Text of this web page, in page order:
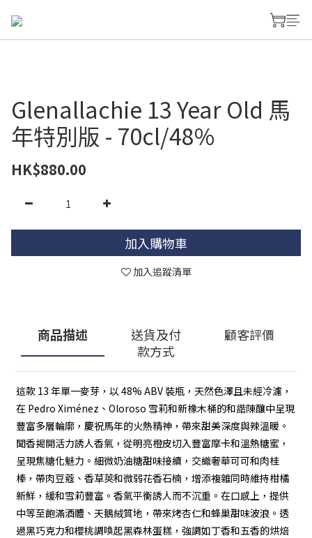
Glenallachie 13 Year Old 馬
年特別版 - 70cl/48%
HK$880.00
加入購物車
加入追蹤清單
商品描述
送貨及付
款方式
顧客評價
這款 13 年單一麥芽，以 48% ABV 裝瓶，天然色澤且未經冷濾，
在 Pedro Ximénez、Oloroso 雪莉和新橡木桶的和諧陳釀中呈現
豐富多層輪廓，慶祝馬年的火熱精神，帶來甜美深度與辣溫暖。
聞香揭開活力誘人香氣，從明亮橙皮切入豐富摩卡和溫熱糖蜜，
呈現焦糖化魅力。細微奶油糖甜味接續，交織奢華可可和肉桂
棒，帶肉豆蔻、香草莢和微弱花香石楠，增添複雜同時維持柑橘
新鮮，緩和雪莉豐富。香氣平衡誘人而不沉重。在口感上，提供
中等至飽滿酒體、天鵝絨質地，帶來烤杏仁和蜂巢甜味波浪。透
過黑巧克力和櫻桃調喚起黑森林蛋糕，強調如丁香和五香的烘焙